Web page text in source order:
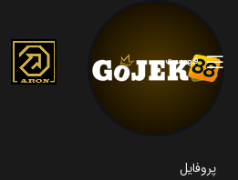
فهرست
پروفایل